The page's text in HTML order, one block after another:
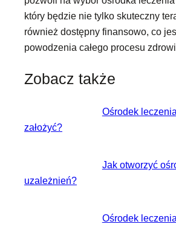
który będzie nie tylko skuteczny
również dostępny finansowo, co
powodzenia całego procesu
Zobacz także
Ośrodek
założyć?
Jak otworzyć
uzależnień?
Ośrodek